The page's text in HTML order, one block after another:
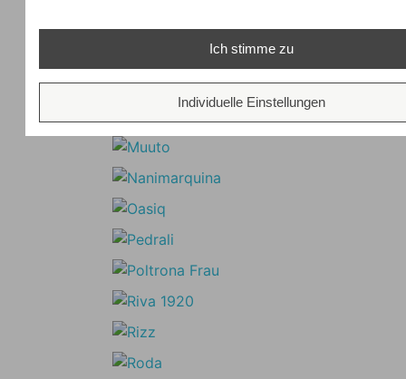
Ich stimme zu
Individuelle Einstellungen